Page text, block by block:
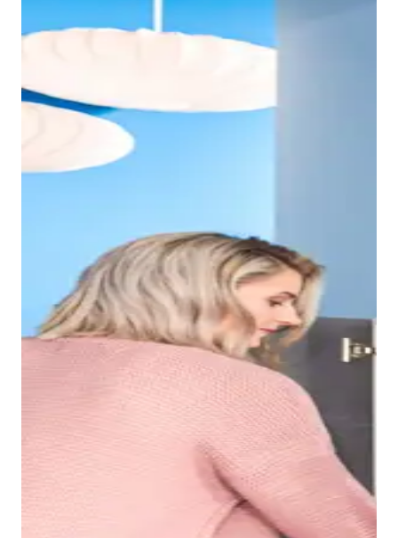
Gracias al borde estrecho del lavabo Duravit No.1, se
crea un seno interior muy espacioso en el que, por
ejemplo, se puede lavar el pelo sin problemas. La